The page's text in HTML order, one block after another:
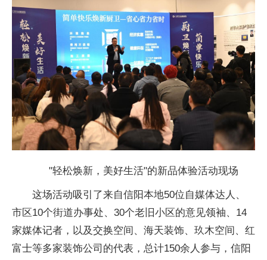
"轻松焕新，美好生活"的新品体验活动现场
这场活动吸引了来自信阳本地50位自媒体达人、
市区10个街道办事处、30个老旧小区的意见领袖、14
家媒体记者，以及交换空间、海天装饰、玖木空间、红
富士等多家装饰公司的代表， 总计150余人参与， 信阳